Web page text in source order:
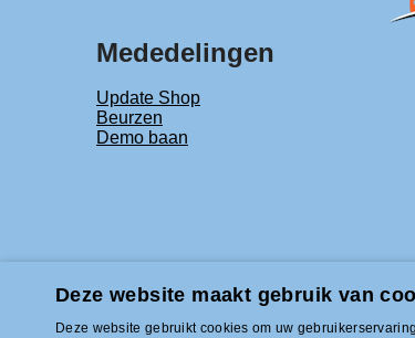
Mededelingen
Update Shop
Beurzen
Demo baan
Deze website maakt gebruik van
Deze website gebruikt cookies om uw